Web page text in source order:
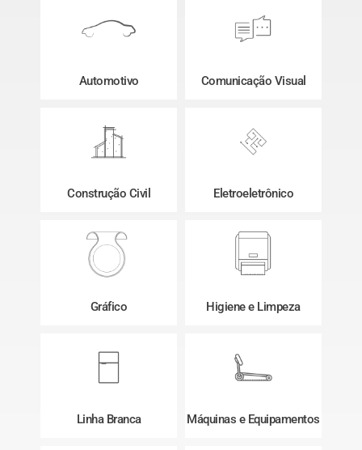
Automotivo Comunicação Visual
Construção Civil Eletroeletrônico
Gráfico Higiene e Limpeza
Linha Branca Máquinas e Equipamentos